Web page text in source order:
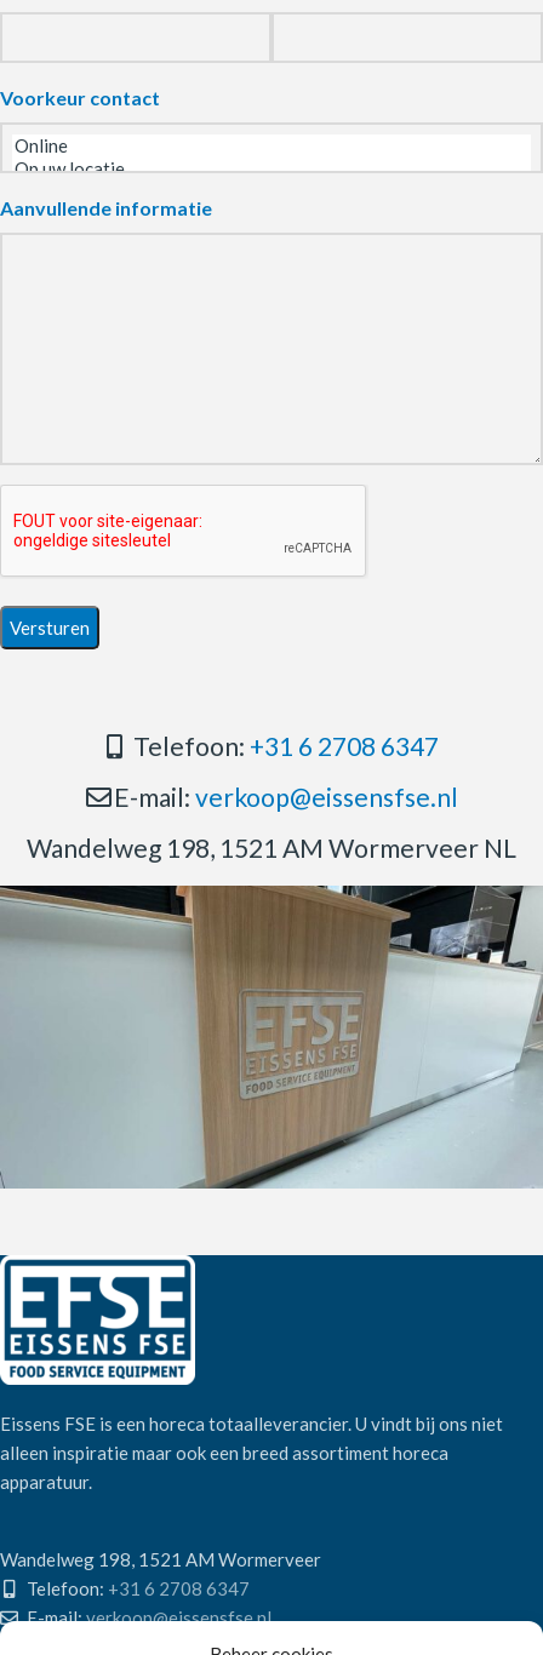
Voorkeur contact
Aanvullende informatie
Telefoon: +31 6 2708 6347
E-mail: verkoop@eissensfse.nl
Wandelweg 198, 1521 AM Wormerveer NL
Eissens FSE is een horeca totaalleverancier. U vindt bij ons niet
alleen inspiratie maar ook een breed assortiment horeca
apparatuur.
Wandelweg 198, 1521 AM Wormerveer
Telefoon: +31 6 2708 6347
E-mail:verkoop@eissensfse.nl